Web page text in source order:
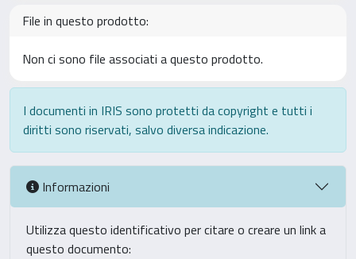
File in questo prodotto:
Non ci sono file associati a questo prodotto.
I documenti in IRIS sono protetti da copyright e tutti i
diritti sono riservati, salvo diversa indicazione.
Informazioni
Utilizza questo identificativo per citare o creare un link a
questo documento: